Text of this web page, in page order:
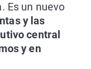
Es un nuevo
y las
central
y en